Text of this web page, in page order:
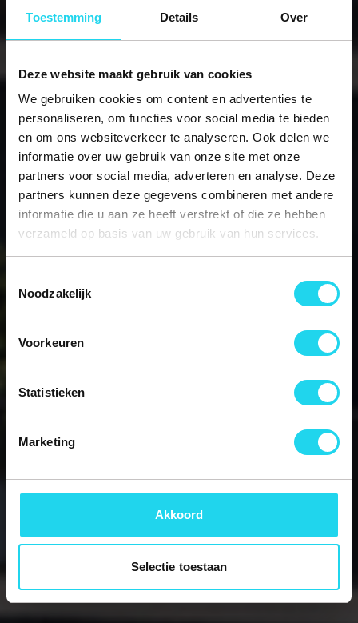
Toestemming Details Over
Deze website maakt gebruik van cookies
We gebruiken cookies om content en advertenties te
personaliseren, om functies voor social media te bieden
en om ons websiteverkeer te analyseren. Ook delen we
informatie over uw gebruik van onze site met onze
partners voor social media, adverteren en analyse. Deze
partners kunnen deze gegevens combineren met andere
informatie die u aan ze heeft verstrekt of die ze hebben
verzameld op basis van uw gebruik van hun services.
Noodzakelijk
Voorkeuren
Statistieken
Marketing
Akkoord
Selectie toestaan
Productrenders